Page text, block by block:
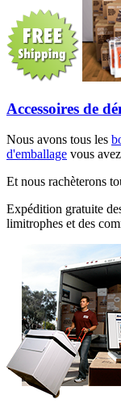
Accessoires de
Nous avons tous les
d'emballage vous
Et nous rachèterons
Expédition gratuite
limitrophes et des